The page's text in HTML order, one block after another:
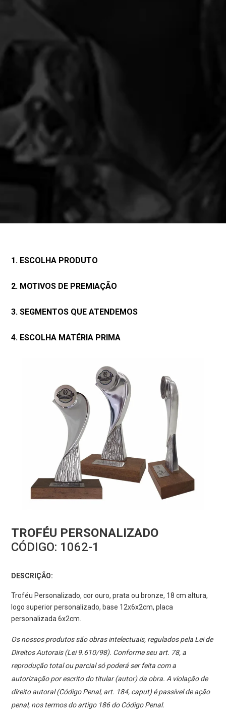
1. ESCOLHA PRODUTO
2. MOTIVOS DE PREMIAÇÃO
3. SEGMENTOS QUE ATENDEMOS
4. ESCOLHA MATÉRIA PRIMA
TROFÉU PERSONALIZADO
CÓDIGO: 1062-1
DESCRIÇÃO:
Troféu Personalizado, cor ouro, prata ou bronze, 18 cm altura,
logo superior personalizado, base 12x6x2cm, placa
personalizada 6x2cm.
Os nossos produtos são obras intelectuais, regulados pela Lei de
Direitos Autorais (Lei 9.610/98). Conforme seu art. 78, a
reprodução total ou parcial só poderá ser feita com a
autorização por escrito do titular (autor) da obra. A violação de
direito autoral (Código Penal, art. 184, caput) é passível de ação
penal, nos termos do artigo 186 do Código Penal.